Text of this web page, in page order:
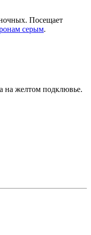
Посещает
серым.
на желтом подклювье.